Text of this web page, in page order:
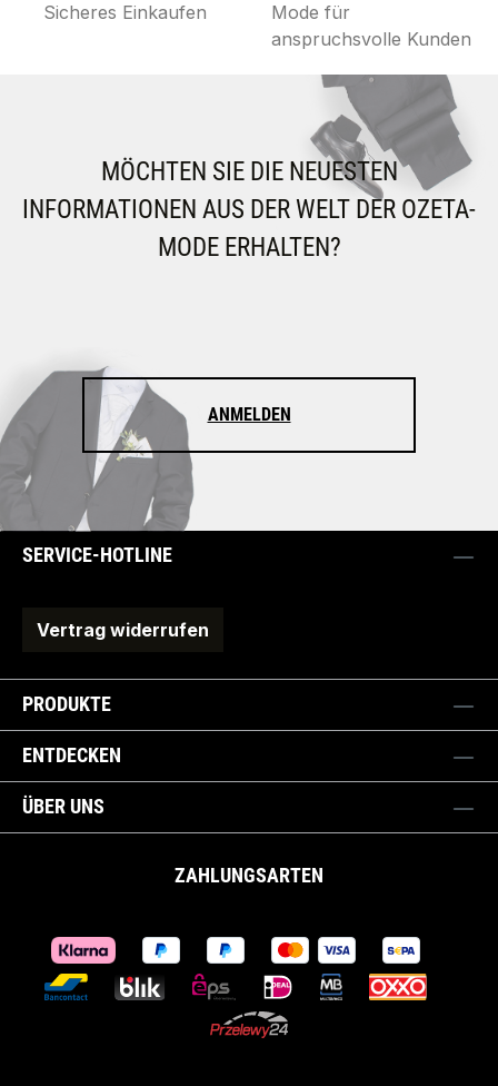
Sicheres Einkaufen
Mode für
anspruchsvolle Kunden
MÖCHTEN SIE DIE NEUESTEN
INFORMATIONEN AUS DER WELT DER OZETA-
MODE ERHALTEN?
ANMELDEN
SERVICE-HOTLINE
Vertrag widerrufen
PRODUKTE
ENTDECKEN
ÜBER UNS
ZAHLUNGSARTEN